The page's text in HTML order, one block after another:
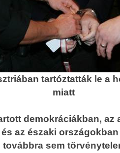
tartóztatták le a
miatt
demokráciákban, az
az északi
sem